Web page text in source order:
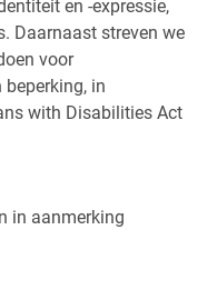
en -expressie,
Daarnaast streven we
voor
in
with Disabilities Act
in aanmerking